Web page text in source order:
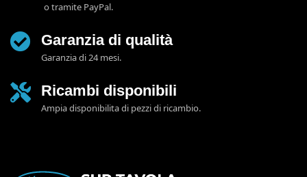
o tramite PayPal.
Garanzia di qualità
Garanzia di 24 mesi.
Ricambi disponibili
Ampia disponibilita di pezzi di ricambio.